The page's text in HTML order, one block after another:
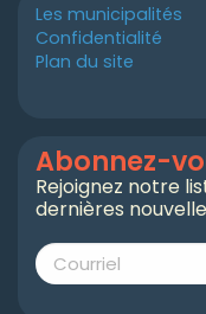
Les municipalités
Confidentialité
Plan du site
Abonnez-
Rejoignez notre
dernières